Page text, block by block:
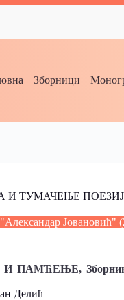
Зборници
ПОЕЗИЈЕ (о
Јовановић"
И ПАМЋЕЊЕ,
Делић